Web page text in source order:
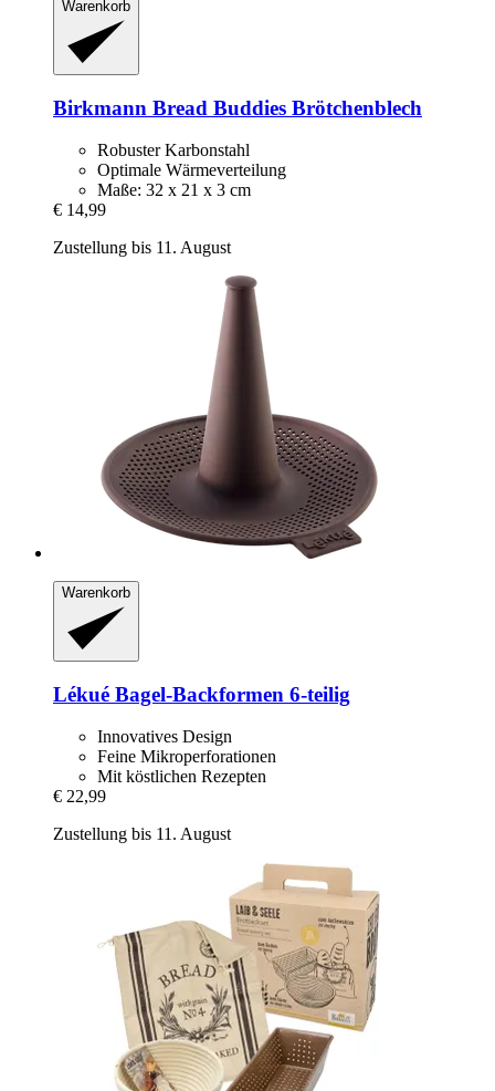
Warenkorb
Birkmann Bread Buddies Brötchenblech
Robuster Karbonstahl
Optimale Wärmeverteilung
Maße: 32 x 21 x 3 cm
€ 14,99
Zustellung bis 11. August
Warenkorb
Lékué Bagel-​Backformen 6-​teilig
Innovatives Design
Feine Mikroperforationen
Mit köstlichen Rezepten
€ 22,99
Zustellung bis 11. August